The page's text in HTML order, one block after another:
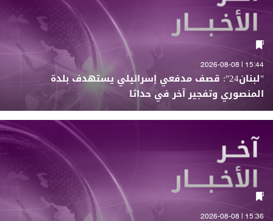
15:44 | 2026-08-08
"لبنان24": قصف مدفعي إسرائيلي يستهدف بلدة
المنصوري وتفجير آخر في حداثا
15:36 | 2026-08-08